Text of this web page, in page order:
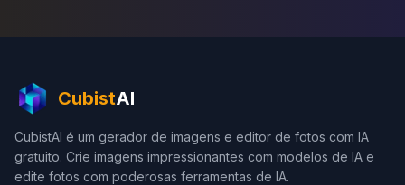
CubistAI
CubistAI é um gerador de imagens e editor de fotos com IA
gratuito. Crie imagens impressionantes com modelos de IA e
edite fotos com poderosas ferramentas de IA.